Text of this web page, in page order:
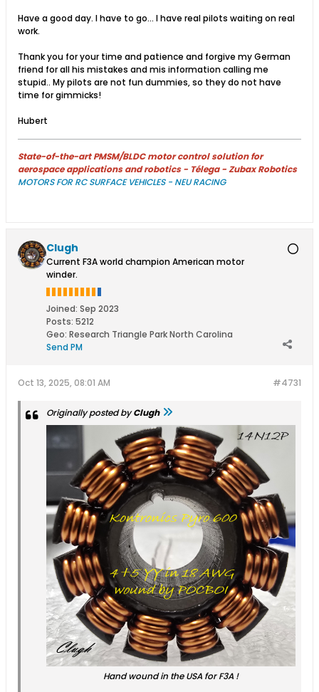
Have a good day. I have to go... I have real pilots waiting on real
work.
Thank you for your time and patience and forgive my German
friend for all his mistakes and mis information calling me
stupid.. My pilots are not fun dummies, so they do not have
time for gimmicks!
Hubert
State-of-the-art PMSM/BLDC motor control solution for
aerospace applications and robotics - Télega - Zubax Robotics
MOTORS FOR RC SURFACE VEHICLES - NEU RACING
Clugh
Current F3A world champion American motor
winder.
Joined: Sep 2023
Posts: 5212
Geo: Research Triangle Park North Carolina
Send PM
#4731
Oct 13, 2025, 08:01 AM
Originally posted byClugh
Hand wound in the USA for F3A !